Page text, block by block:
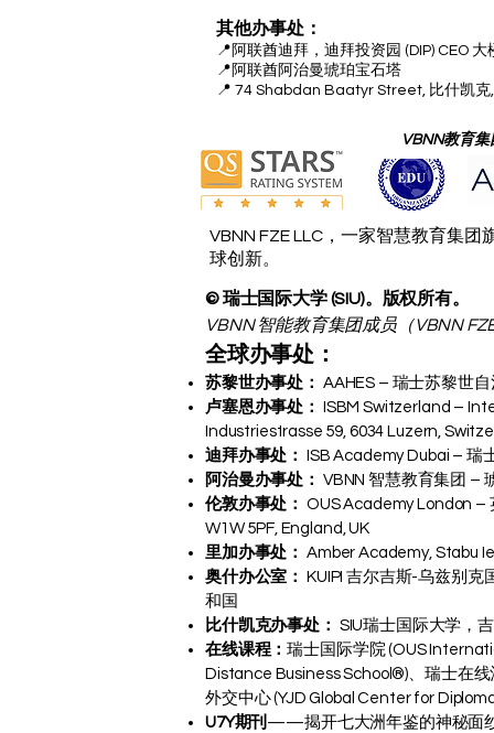
其他办事处：
📍 阿联酋迪拜，迪拜投资园 (DIP) CEO 大
📍 阿联酋阿治曼琥珀宝石塔
📍 74 Shabdan Baatyr Street, 比什凯克
VBNN教育
VBNN FZE LLC，一家智慧教育集
球创新。
© 瑞士国际大学 (SIU)。版权所有。
VBNN 智能教育集团成员（VBNN
全球办事处：
苏黎世办事处： AAHES – 瑞士苏黎世
卢塞恩办事处：
ISBM Switzerland –
Industriestrasse 59, 6034 Luzern,
迪拜办事处：
ISB Academy Dubai –
阿治曼办事处： VBNN 智慧教育集团 –
伦敦办事处： OUS Academy London –
W1W 5PF, England, UK
里加办事处： Amber Academy, Stabu
奥什办公室：
KUIPI 吉尔吉斯-乌兹别
和国
比什凯克办事处： SIU瑞士国际大学，
在线课程：瑞士国际学院 (OUS
Distance Business School®)、瑞士在
外交中心 (YJD Global Center for
U7Y期刊 ——揭开七大洲年鉴的神秘面